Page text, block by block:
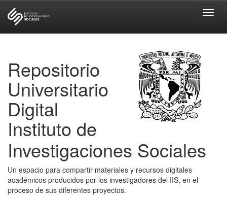
Repositorio
Universitario
Digital
Instituto de
Investigaciones Sociales
Un espacio para compartir materiales y recursos digitales
académicos producidos por los investigadores del IIS, en el
proceso de sus diferentes proyectos.